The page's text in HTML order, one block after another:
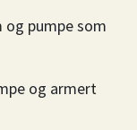
pumpe som
og armert